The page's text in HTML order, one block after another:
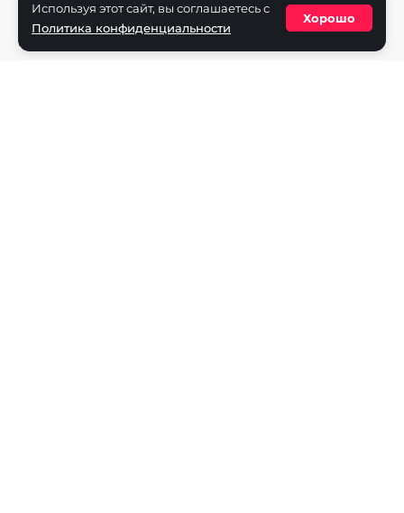
Реклама на портале
Политика конфиденциальности
Используя этот сайт, вы соглашаетесь с
Политика конфиденциальности
Хорошо